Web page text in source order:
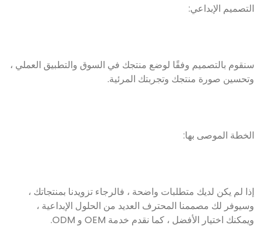
التصميم الإبداعي:
سنقوم بالتصميم وفقًا لوضع منتجك في السوق والتطبيق العملي ،
وتحسين صورة منتجك وتجربتك المرئية.
الخطة الموصى بها:
إذا لم يكن لديك متطلبات واضحة ، فالرجاء تزويدنا بمنتجاتك ،
وسيوفر لك مصممنا المحترف العديد من الحلول الإبداعية ،
ويمكنك اختيار الأفضل ، كما نقدم خدمة OEM و ODM.